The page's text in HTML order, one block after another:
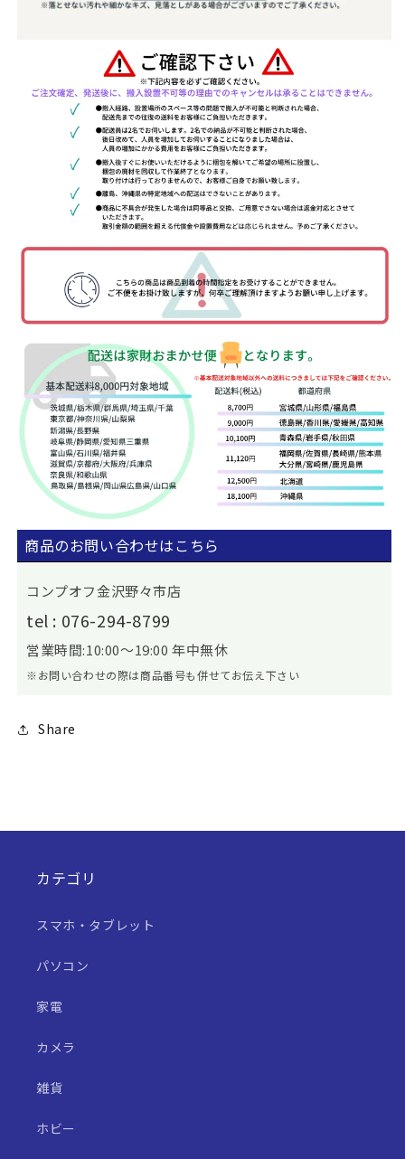
商品のお問い合わせはこちら
コンプオフ金沢野々市店
tel : 076-294-8799
営業時間:10:00～19:00 年中無休
※お問い合わせの際は商品番号も併せてお伝え下さい
Share
カテゴリ
スマホ・タブレット
パソコン
家電
カメラ
雑貨
ホビー